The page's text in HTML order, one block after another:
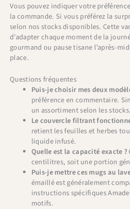
Vous pouvez indiquer votre
la commande. Si vous préférez la
selon nos stocks disponibles. Cette
d’adapter chaque moment de la
gourmand ou pause tisane l’après-
place.
Questions fréquentes
Puis-je choisir mes deux
préférence en commentaire.
un assortiment selon les stocks.
Le couvercle filtrant
retient les feuilles et herbes
liquide infusé.
Quelle est la capacité exacte ?
centilitres, soit une portion
Puis-je mettre ces mugs au
émaillé est généralement
instructions spécifiques
motifs.